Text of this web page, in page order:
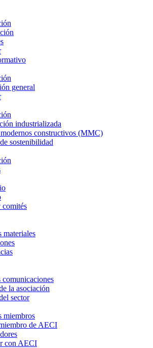
general
industrializada
constructivos (MMC)
sostenibilidad
comités
materiales
comunicaciones
la asociación
sector
miembros
de AECI
con AECI